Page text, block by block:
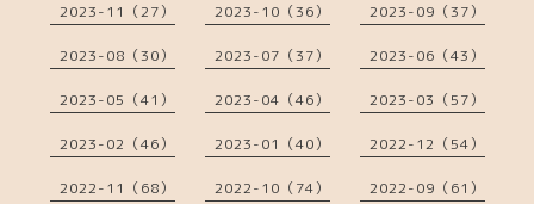
2023-11（27） 2023-10（36） 2023-09（37）
2023-08（30） 2023-07（37） 2023-06（43）
2023-05（41） 2023-04（46） 2023-03（57）
2023-02（46） 2023-01（40） 2022-12（54）
2022-11（68） 2022-10（74） 2022-09（61）